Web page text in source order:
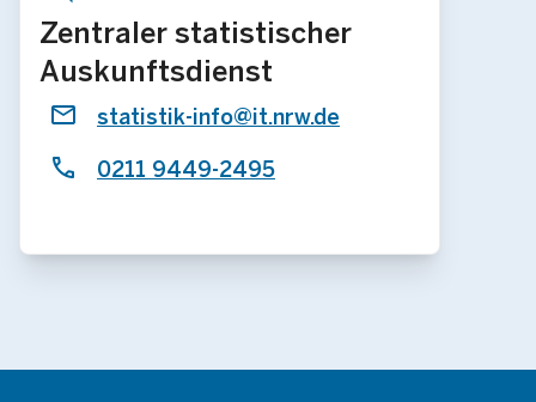
Zentraler statistischer
Auskunftsdienst
statistik-info@it.nrw.de
0211 9449-2495